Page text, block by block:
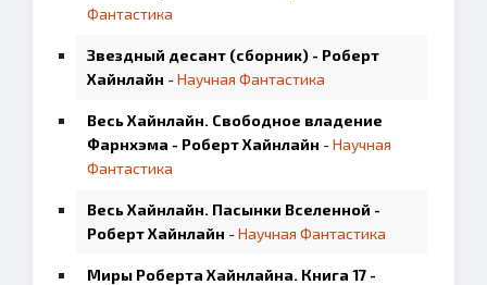
Фантастика
Звездный десант (сборник) - Роберт
Хайнлайн -Научная Фантастика
Весь Хайнлайн. Свободное владение
Фарнхэма - Роберт Хайнлайн -Научная
Фантастика
Весь Хайнлайн. Пасынки Вселенной -
Роберт Хайнлайн -Научная Фантастика
Миры Роберта Хайнлайна. Книга 17 -